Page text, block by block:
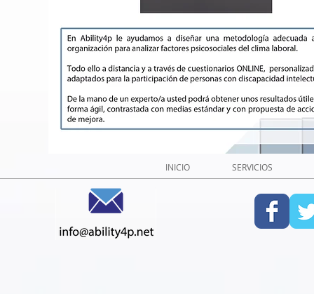
INICIO SERVICIOS